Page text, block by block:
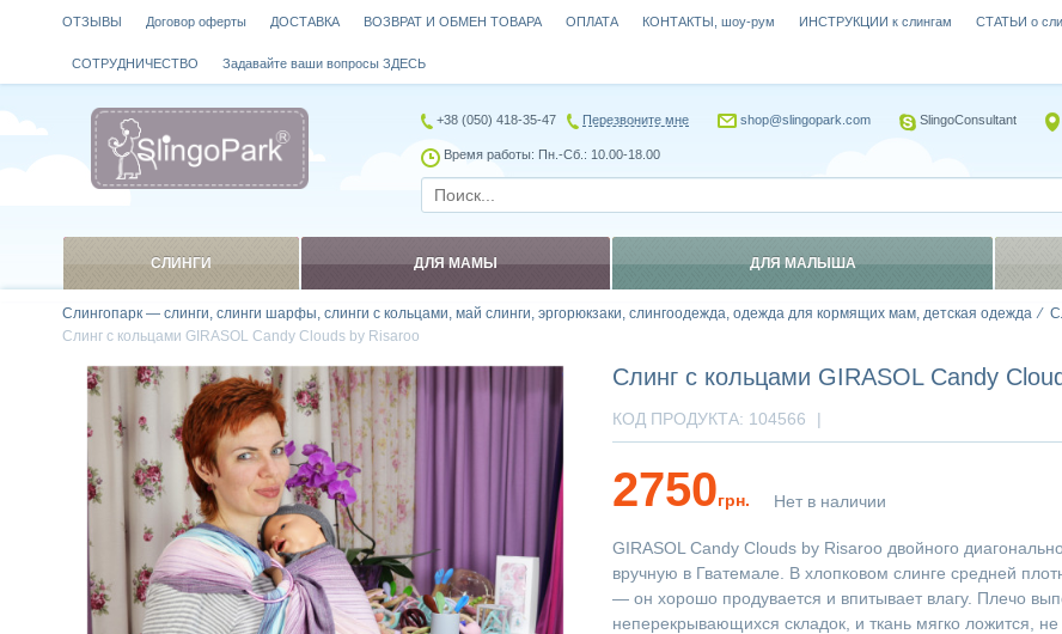
Слингопарк — слинги, слинги шарфы, слинги с кольцами, май слинги, эргорюкзаки, слингоодежда, одежда для кормящих мам, детская одежда
Слинг с кольцами GIRASOL Candy Clouds by Risaroo
Слинг с кольцами GIRASOL Candy
КОД ПРОДУКТА: 104566 |
2750грн. Нет в наличии
GIRASOL Candy Clouds by Risaroo двойного
вручную в Гватемале. В хлопковом слинге средней
— он хорошо продувается и впитывает влагу. Плечо
неперекрывающихся складок, и ткань мягко ложится, не
ОТЗЫВЫ Договор оферты ДОСТАВКА ВОЗВРАТ И ОБМЕН ТОВАРА ОПЛАТА КОНТАКТЫ, шоу-рум ИНСТРУКЦИИ к слингам СТАТЬИ о
СОТРУДНИЧЕСТВО Задавайте ваши вопросы ЗДЕСЬ
+38 (050) 418-35-47 Перезвоните мне shop@slingopark.com SlingoConsultant
Время работы: Пн.-Сб.: 10.00-18.00
СЛИНГИ ДЛЯ МАМЫ ДЛЯ МАЛЫША